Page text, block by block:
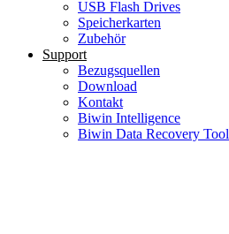
USB Flash Drives
Speicherkarten
Zubehör
Support
Bezugsquellen
Download
Kontakt
Biwin Intelligence
Biwin Data Recovery Tool